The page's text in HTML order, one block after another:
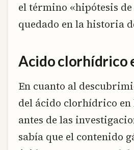
el término «hipótesis
quedado en la historia
Acido clorhídrico
En cuanto al
del ácido clorhídrico en
antes de las
sabía que el contenido